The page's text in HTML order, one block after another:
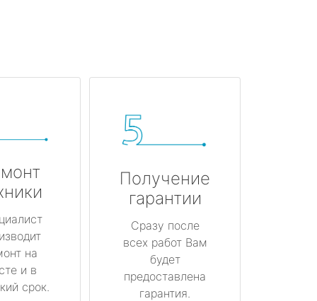
на
и в
срок.
Получение
гарантии
Сразу после
всех работ Вам
будет
предоставлена
гарантия.